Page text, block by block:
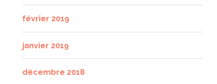
février 2019
janvier 2019
décembre 2018